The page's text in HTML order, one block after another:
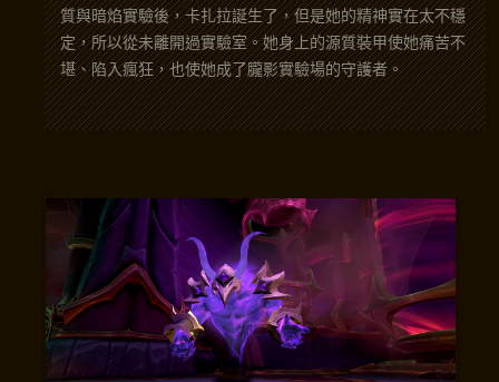
質與暗焰實驗後，卡扎拉誕生了，但是她的精神實在太不穩
定，所以從未離開過實驗室。她身上的源質裝甲使她痛苦不
堪、陷入瘋狂，也使她成了朧影實驗場的守護者。